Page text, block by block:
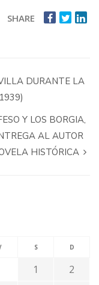
SHARE
DURANTE LA
Y LOS BORGIA,
AL AUTOR
HISTÓRICA
S D
1
2